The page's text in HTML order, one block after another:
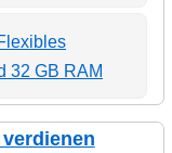
32 GB RAM